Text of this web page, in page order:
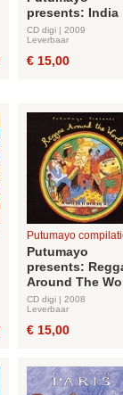
presents: India
CD digi | 2009
Leverbaar
€ 15,00
Putumayo
Putumayo
presents:
Around The
CD digi | 2008
Leverbaar
€ 15,00